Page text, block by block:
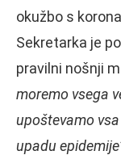
okužbo s
Sekretarka je
pravilni nošnji
moremo vsega
upoštevamo
upadu